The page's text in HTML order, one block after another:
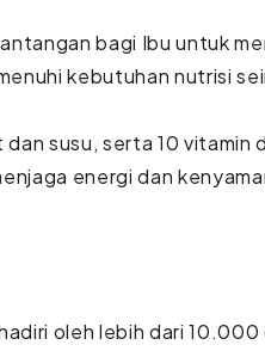
bagi Ibu untuk
kebutuhan nutrisi
susu, serta 10 vitamin
energi dan
oleh lebih dari